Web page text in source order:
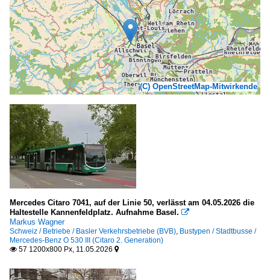
(C) OpenStreetMap-Mitwirkende
Mercedes Citaro 7041, auf der Linie 50, verlässt am 04.05.2026 die
Haltestelle Kannenfeldplatz. Aufnahme Basel. 
Markus Wagner
Schweiz / Betriebe / Basler Verkehrsbetriebe (BVB), Bustypen / Stadtbusse /
Mercedes-Benz O 530 III (Citaro 2. Generation)
 57 1200x800 Px, 11.05.2026 